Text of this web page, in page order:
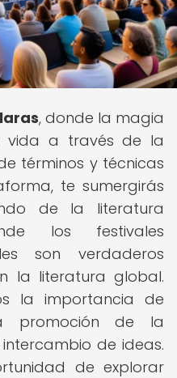
, donde la magia
vida a través de la
términos y técnicas
te sumergirás
de la literatura
los festivales
son verdaderos
la literatura global.
la importancia de
promoción de la
de ideas.
de explorar